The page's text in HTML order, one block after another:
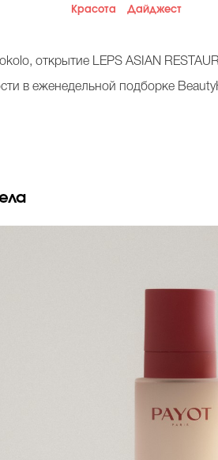
Красота Дайджест
открытие LEPS ASIAN
в еженедельной подборке